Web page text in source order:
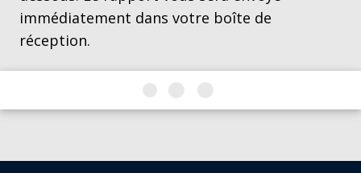
immédiatement dans votre boîte de
réception.